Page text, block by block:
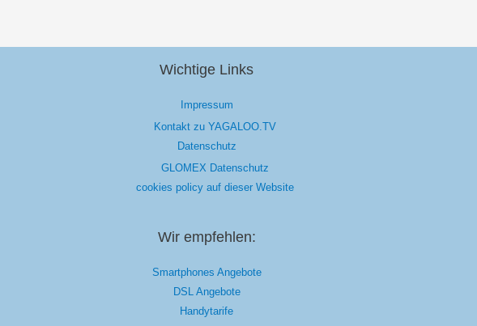
Wichtige Links
Impressum
Kontakt zu YAGALOO.TV
Datenschutz
GLOMEX Datenschutz
cookies policy auf dieser Website
Wir empfehlen:
Smartphones Angebote
DSL Angebote
Handytarife